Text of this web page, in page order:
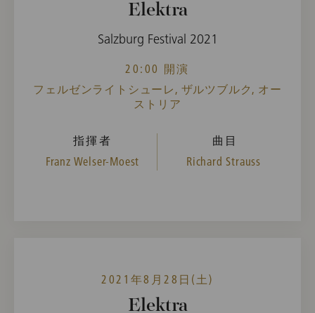
Elektra
Salzburg Festival 2021
20:00 開演
フェルゼンライトシューレ, ザルツブルク, オー
ストリア
指揮者
Franz Welser-Moest
曲目
Richard Strauss
2021年8月28日(土)
Elektra